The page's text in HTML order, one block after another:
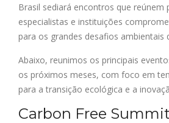
Brasil sediará encontros que reúnem
especialistas e instituições
para os grandes desafios ambientais
Abaixo, reunimos os principais
os próximos meses, com foco em
para a transição ecológica e a
Carbon Free